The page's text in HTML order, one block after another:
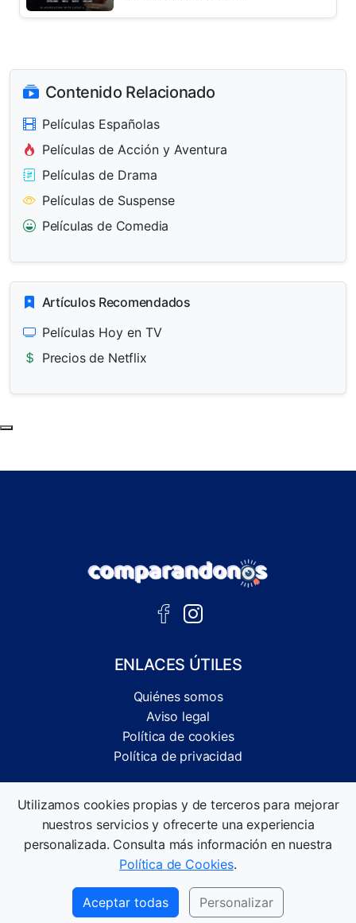
Contenido Relacionado
Películas Españolas
Películas de Acción y Aventura
Películas de Drama
Películas de Suspense
Películas de Comedia
Artículos Recomendados
Películas Hoy en TV
Precios de Netflix
ENLACES ÚTILES
Quiénes somos
Aviso legal
Política de cookies
Política de privacidad
informativas.
©2026 Comparandonos. Todos los derechos reservados.
Utilizamos cookies propias y de terceros para mejorar
nuestros servicios y ofrecerte una experiencia
personalizada. Consulta más información en nuestra
Política de Cookies.
Aceptar todas Personalizar